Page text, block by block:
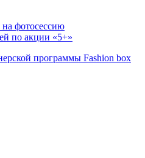
фотосессию
по акции «5+»
программы Fashion box